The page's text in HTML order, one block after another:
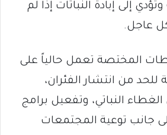
إلى إبادة النباتات إذا لم
عاجل.
المختصة تعمل حالياً على
من انتشار الفئران،
النباتي، وتفعيل برامج
إلى جانب توعية المجتمعات